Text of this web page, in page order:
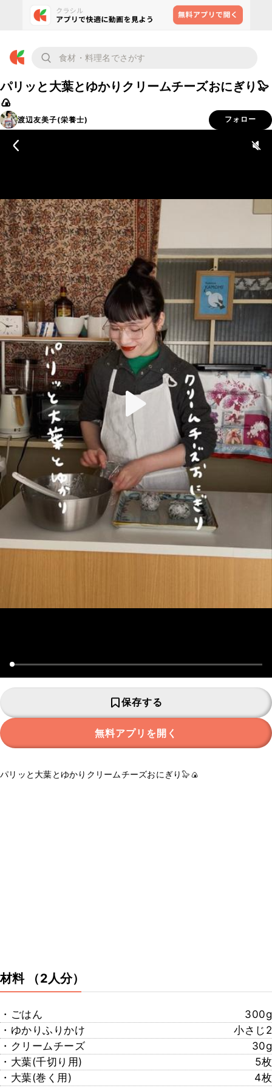
パリッと大葉とゆかりクリームチーズおにぎり🦭
🍙
渡辺友美子(栄養士) フォロー
保存する
無料アプリを開く
パリッと大葉とゆかりクリームチーズおにぎり🦭🍙
材料 （2人分）
・ごはん
300g
・ゆかりふりかけ
小さじ2
・クリームチーズ
30g
・大葉(千切り用)
5枚
・大葉(巻く用)
4枚